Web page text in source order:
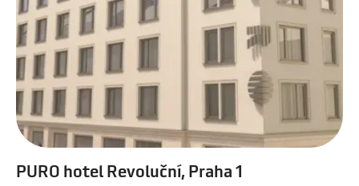
PURO hotel Revoluční, Praha 1